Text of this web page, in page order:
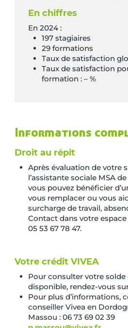
En chiffres
En 2024 :
197 stagiaires
29 formations
Taux de satisfaction
Taux de satisfaction
formation : – %
Informations
Droit au répit
Après évaluation de votre
l’assistante sociale MSA
vous pouvez bénéficier
vous remplacer ou vous
surcharge de travail,
Contact dans votre
05 53 67 78 47.
Votre crédit VIVEA
Pour consulter votre solde
disponible, rendez-vous
Pour plus d’informations,
conseiller Vivea en
Massou : 06 73 69 02 39